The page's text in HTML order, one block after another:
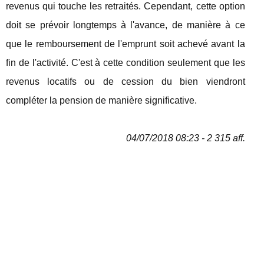
revenus qui touche les retraités. Cependant, cette option
doit se prévoir longtemps à l'avance, de manière à ce
que le remboursement de l'emprunt soit achevé avant la
fin de l'activité. C'est à cette condition seulement que les
revenus locatifs ou de cession du bien viendront
compléter la pension de manière significative.
04/07/2018 08:23 - 2 315 aff.